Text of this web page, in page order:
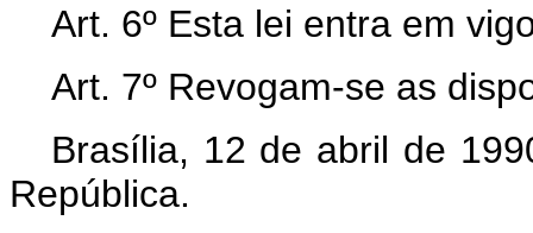
Art. 6º Esta lei entra em
Art. 7º Revogam-se as
Brasília, 12 de abril de
República.